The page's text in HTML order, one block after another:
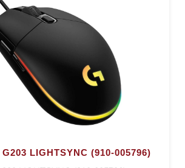
LIGHTSYNC (910-005796)